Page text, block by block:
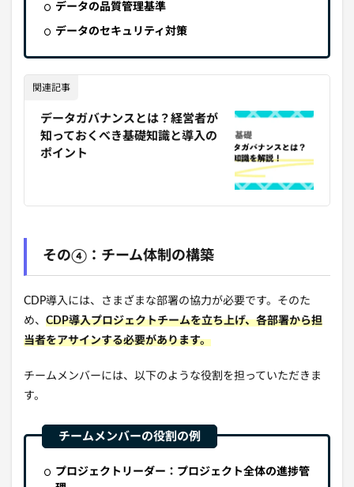
データの品質管理基準
データのセキュリティ対策
関連記事
データガバナンスとは？経営者が
知っておくべき基礎知識と導入の
ポイント
その④：チーム体制の構築
CDP導入には、さまざま な部署の協力が必要です。 そのた
め、 CDP導入プロジェクトチームを立ち上げ、各部署から担
当者をアサインする必要があります。
チームメンバーには、 以下のような役割を担っていただきま
す。
プロジェクトリーダー：プロジェクト全体の進捗管